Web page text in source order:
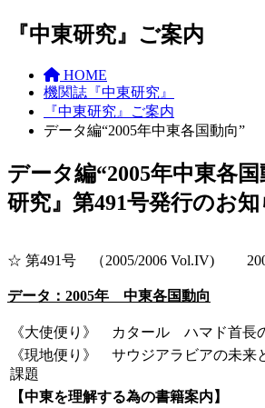
『中東研究』ご案内
HOME
機関誌『中東研究』
『中東研究』ご案内
データ編“2005年中東各国動向”
データ編“2005年中東各
研究』第491号発行のお
☆ 第491号 （2005/2006 Vol.IV) 2006
データ：2005年 中東各国動向
《大使便り》 カタール ハマド首長
《現地便り》 サウジアラビアの未来
課題
【中東を理解する為の書籍案内】